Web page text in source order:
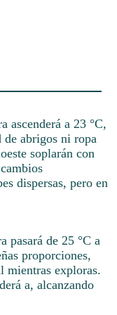
ascenderá a 23 °C,
de abrigos ni ropa
soplarán con
dispersas, pero en
pasará de 25 °C a
proporciones,
mientras exploras.
a, alcanzando